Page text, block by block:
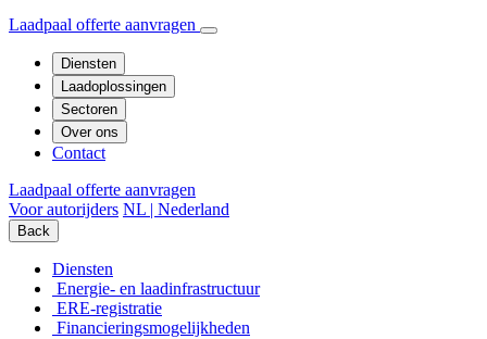
Laadpaal offerte aanvragen
Diensten
Laadoplossingen
Sectoren
Over ons
Contact
Laadpaal offerte aanvragen
Voor autorijders NL | Nederland
Back
Diensten
Energie- en laadinfrastructuur
ERE-registratie
Financierings­mogelijkheden